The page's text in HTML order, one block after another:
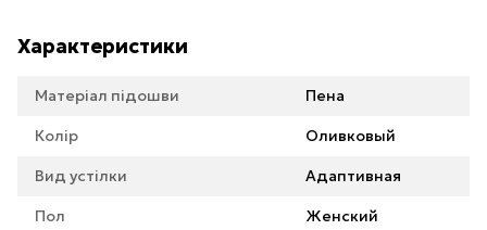
Характеристики
Матеріал підошви Пена
Колір Оливковый
Вид устілки Адаптивная
Пол Женский